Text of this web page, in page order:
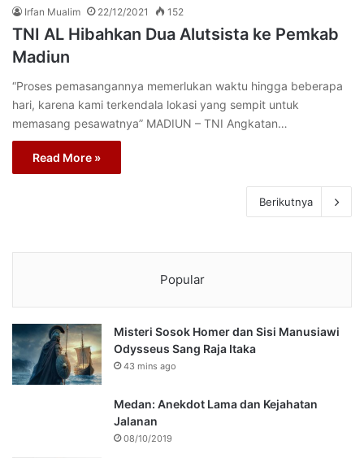
Irfan Mualim 22/12/2021 152
TNI AL Hibahkan Dua Alutsista ke Pemkab
Madiun
“Proses pemasangannya memerlukan waktu hingga beberapa
hari, karena kami terkendala lokasi yang sempit untuk
memasang pesawatnya” MADIUN – TNI Angkatan…
Read More »
Berikutnya
Popular
Misteri Sosok Homer dan Sisi Manusiawi
Odysseus Sang Raja Itaka
43 mins ago
Medan: Anekdot Lama dan Kejahatan
Jalanan
08/10/2019